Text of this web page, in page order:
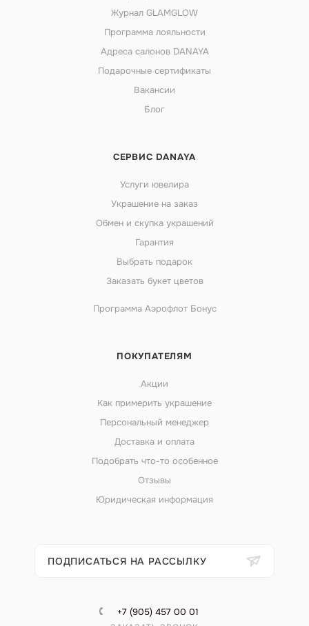
Журнал GLAMGLOW
Программа лояльности
Адреса салонов DANAYA
Подарочные сертификаты
Вакансии
Блог
СЕРВИС DANAYA
Услуги ювелира
Украшение на заказ
Обмен и скупка украшений
Гарантия
Выбрать подарок
Заказать букет цветов
Программа Аэрофлот Бонус
ПОКУПАТЕЛЯМ
Акции
Как примерить украшение
Персональный менеджер
Доставка и оплата
Подобрать что-то особенное
Отзывы
Юридическая информация
ПОДПИСАТЬСЯ НА РАССЫЛКУ
+7 (905) 457 00 01